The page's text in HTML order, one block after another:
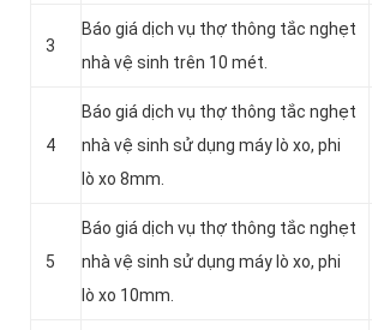
3
Báo giá dịch vụ thợ thông tắc nghẹt
nhà vệ sinh trên 10 mét.
4
Báo giá dịch vụ thợ thông tắc nghẹt
nhà vệ sinh sử dụng máy lò xo, phi
lò xo 8mm.
5
Báo giá dịch vụ thợ thông tắc nghẹt
nhà vệ sinh sử dụng máy lò xo, phi
lò xo 10mm.